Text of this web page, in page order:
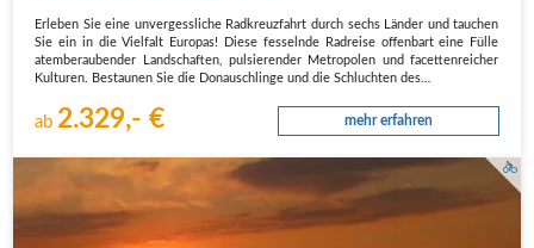
Erleben Sie eine unvergessliche Radkreuzfahrt durch sechs Länder und tauchen
Sie ein in die Vielfalt Europas! Diese fesselnde Radreise offenbart eine Fülle
atemberaubender Landschaften, pulsierender Metropolen und facettenreicher
Kulturen. Bestaunen Sie die Donauschlinge und die Schluchten des…
ab 2.329,- € mehr erfahren